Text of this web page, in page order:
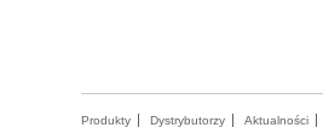
Produkty Dystrybutorzy Aktualności